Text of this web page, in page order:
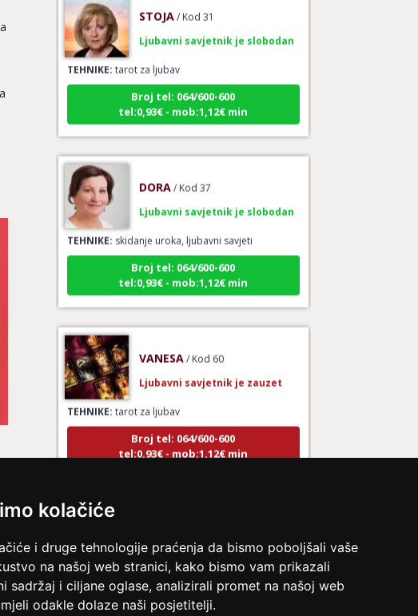
kolačiće
i druge tehnologije praćenja da bismo poboljšali vaše
na našoj web stranici, kako bismo vam prikazali
sadržaj i ciljane oglase, analizirali promet na našoj web
odakle dolaze naši posjetitelji.
TEHNIKE:tarot za ljubav
Broj tel: 064/600-600
tel:0,93€ - mob:1,12€ min
TEHNIKE:skidanje uroka, ljubavni savjeti
Broj tel: 064/600-600
tel:0,93€ - mob:1,12€ min
TEHNIKE:tarot za ljubav
Broj tel: 064/600-600
tel:0,93€ - mob:1,12€ min
Ljubavni savjetnik je zauzet
TEHNIKE:ljubavni savjeti, rješavanje ljubavnih
problema
Broj tel: 064/600-600